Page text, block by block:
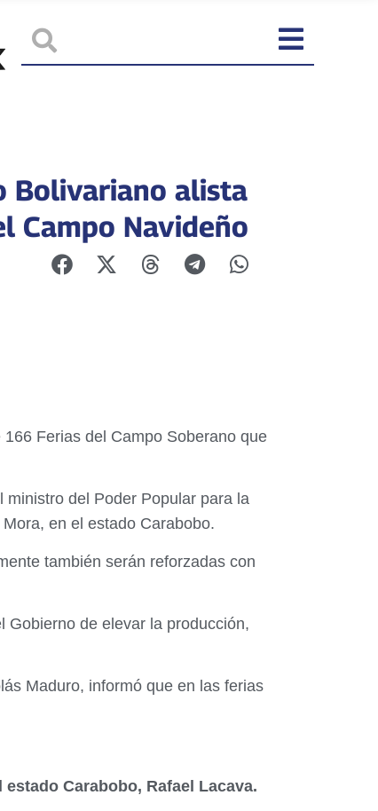
Bolivariano alista
Campo Navideño
Ferias del Campo Soberano que
del Poder Popular para la
en el estado Carabobo.
también serán reforzadas con
Gobierno de elevar la producción,
Maduro, informó que en las ferias
Carabobo, Rafael Lacava.